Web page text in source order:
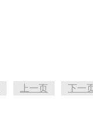
上一页 下一